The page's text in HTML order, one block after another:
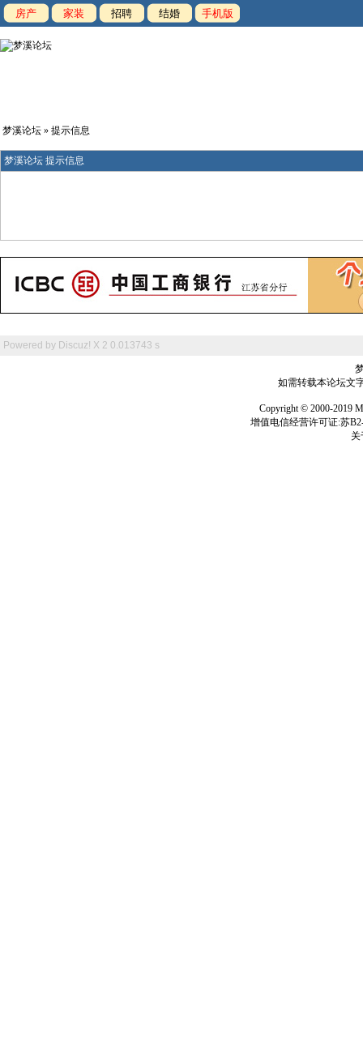
房产 家装 招聘 结婚 手机版
梦溪论坛 » 提示信息
梦溪论坛 提示信息
Powered by Discuz! X 2 0.013743 s
如需转载本论坛文
Copyright © 2000-2019
增值电信经营许可证:苏
关